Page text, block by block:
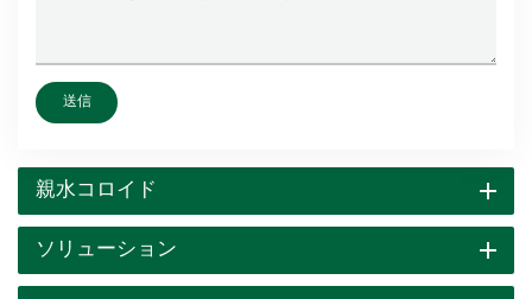
送信
親水コロイド
ソリューション